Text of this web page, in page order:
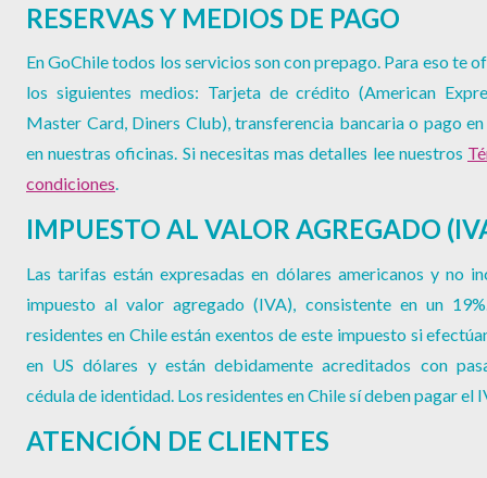
RESERVAS Y MEDIOS DE PAGO
En GoChile todos los servicios son con prepago. Para eso te
los siguientes medios: Tarjeta de crédito (American
Master Card, Diners Club), transferencia bancaria o pago
en nuestras oficinas. Si necesitas mas detalles lee nuestros
condiciones.
IMPUESTO AL VALOR AGREGADO
Las tarifas están expresadas en dólares americanos y no
impuesto al valor agregado (IVA), consistente en un
residentes en Chile están exentos de este impuesto si
en US dólares y están debidamente acreditados con
cédula de identidad. Los residentes en Chile sí deben pagar el
ATENCIÓN DE CLIENTES